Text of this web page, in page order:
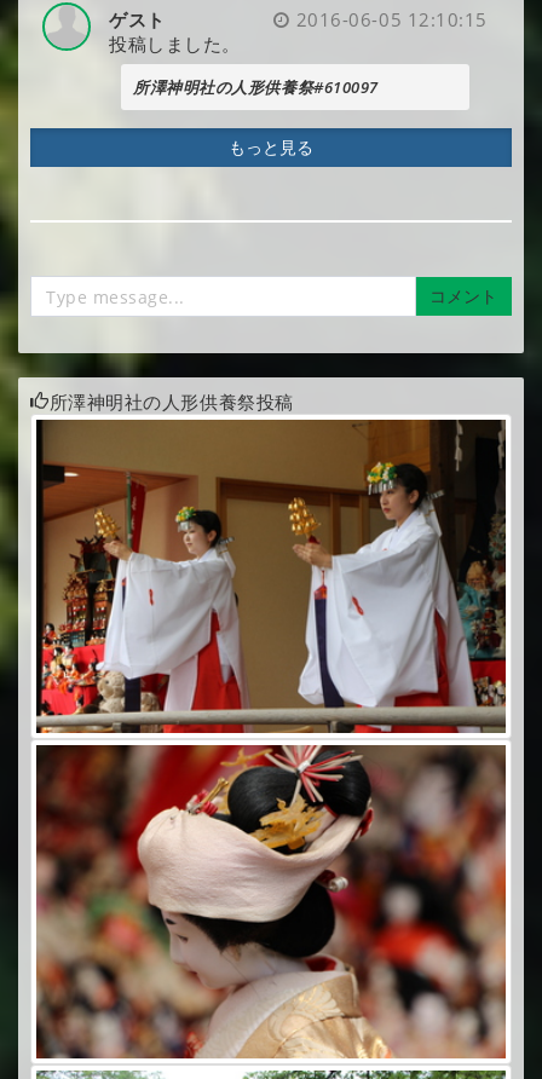
2016-06-05 12:10:15
ゲスト
投稿しました。
所澤神明社の人形供養祭#610097
もっと見る
コメント
所澤神明社の人形供養祭投稿